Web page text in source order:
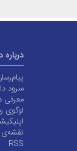
درباره
سرود
معرفی
لوگوی
RSS